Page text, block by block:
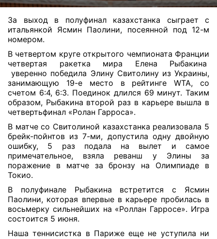
За выход в полуфинал казахстанка сыграет с
итальянкой Ясмин Паолини, посеянной под 12-м
номером.
В четвертом круге открытого чемпионата Франции
четвертая ракетка мира Елена Рыбакина
уверенно победила Элину Свитолину из Украины,
занимающую 19-е место в рейтинге WTA, со
счетом 6:4, 6:3. Поединок длился 69 минут. Таким
образом, Рыбакина второй раз в карьере вышла в
четвертьфинал «Ролан Гарроса».
В матче со Свитолиной казахстанка реализовала 5
брейк-пойнтов из 7-ми, допустила одну двойную
ошибку, 5 раз подала на вылет и самое
примечательное, взяла реванш у Элины за
поражение в матче за бронзу на Олимпиаде в
Токио.
В полуфинале Рыбакина встретится с Ясмин
Паолини, которая впервые в карьере пробилась в
восьмерку сильнейших на «Роллан Гарросе». Игра
состоится 5 июня.
Наша теннисистка в Париже еще не уступила ни